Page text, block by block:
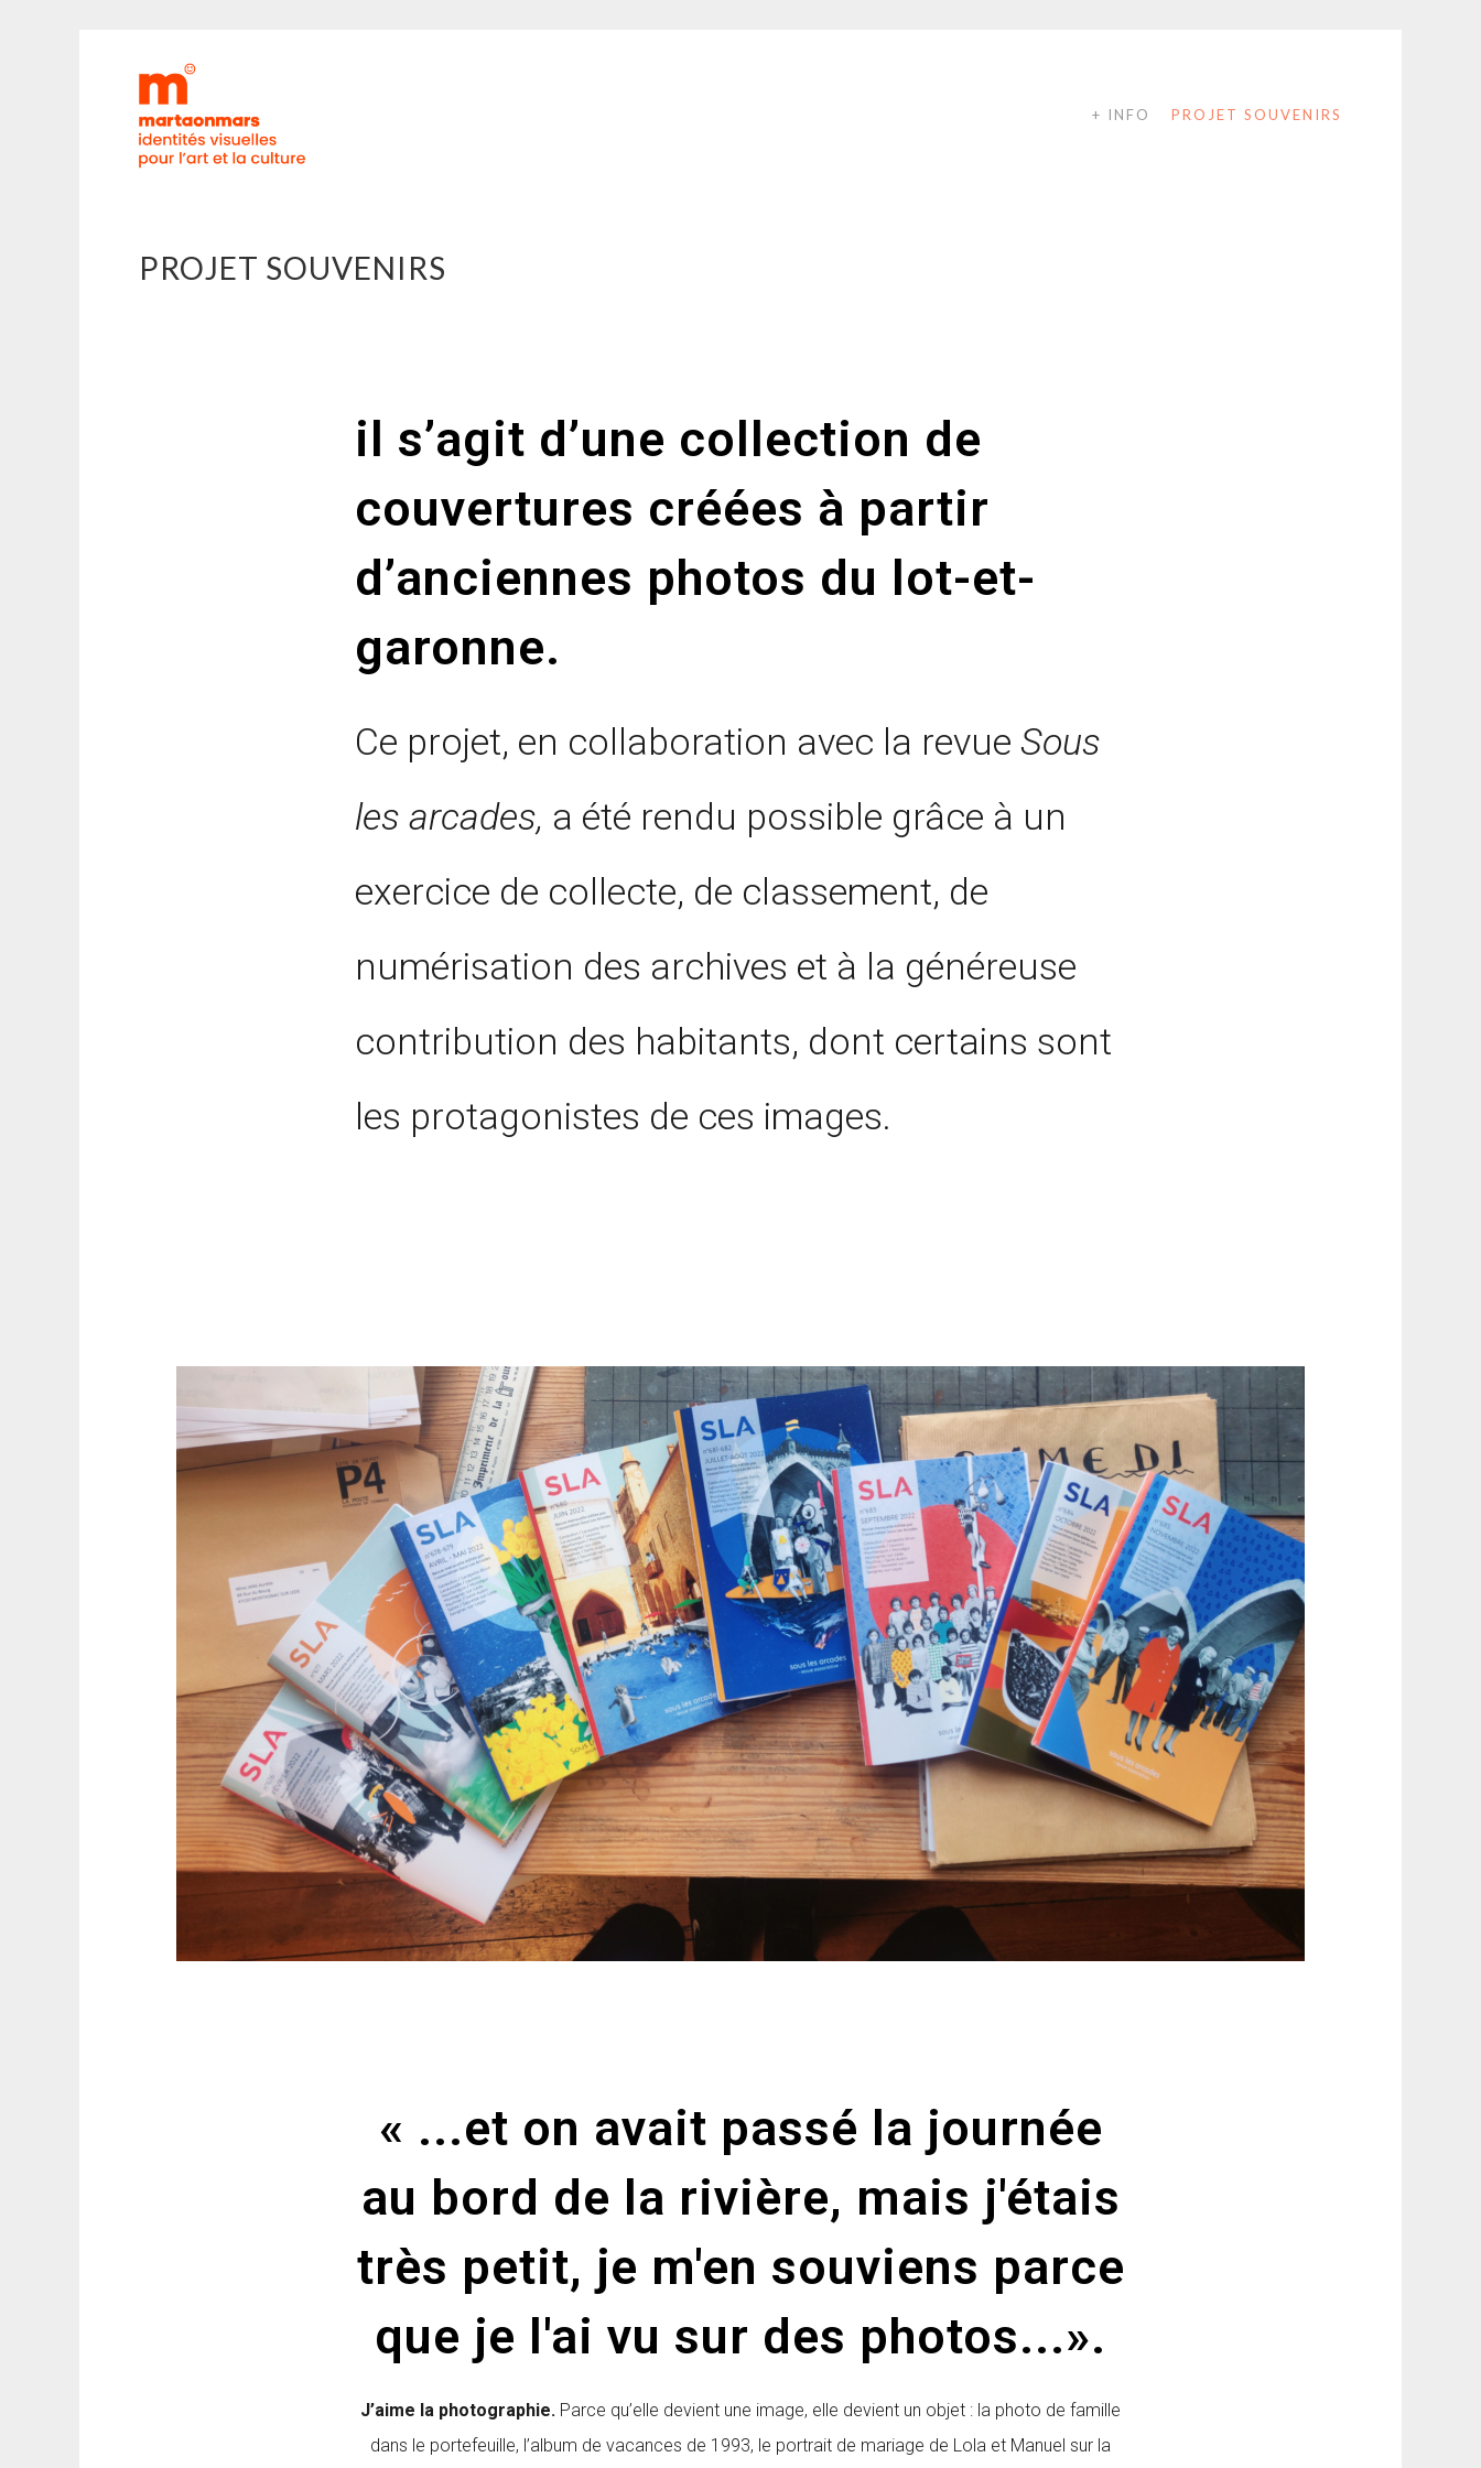
+ INFO PROJET SOUVENIRS
PROJET SOUVENIRS
il s’agit d’une collection de
couvertures créées à partir
d’anciennes photos du lot-et-
garonne.
Ce projet, en collaboration avec la revue Sous
les arcades, a été rendu possible grâce à un
exercice de collecte, de classement, de
numérisation des archives et à la généreuse
contribution des habitants, dont certains sont
les protagonistes de ces images.
« ...et on avait passé la journée
au bord de la rivière, mais j'étais
très petit, je m'en souviens parce
que je l'ai vu sur des photos...».
J’aime la photographie. Parce qu’elle devient une image, elle devient un objet : la photo de famille
dans le portefeuille, l’album de vacances de 1993, le portrait de mariage de Lola et Manuel sur la